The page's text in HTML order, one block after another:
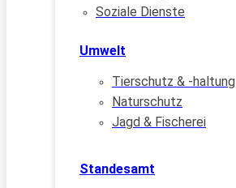
Soziale Dienste
Umwelt
Tierschutz & -haltung
Naturschutz
Jagd & Fischerei
Standesamt